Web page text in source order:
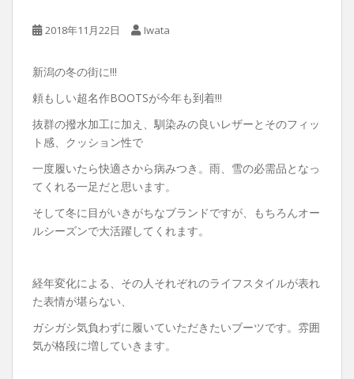
2018年11月22日 Iwata
新潟の冬の街に!!!
頼もしい超名作BOOTSが今年も到着!!!
抜群の撥水加工に加え、馴染みの良いレザーとそのフィッ
ト感、クッション性で
一度履いたら快適さから病みつき。雨、雪の必需品となっ
てくれる一足だと思います。
そして冬に目がいきがちなブランドですが、もちろんオー
ルシーズンで大活躍してくれます。
経年変化による、その人それぞれのライフスタイルが表れ
た表情が堪らない、
ガシガシ気負わずに履いていただきたいブーツです。雰囲
気が格段に増していきます。